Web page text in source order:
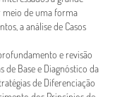
de uma forma
a análise de Casos
e revisão
de Base e Diagnóstico da
de Diferenciação